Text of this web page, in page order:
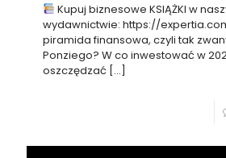
Kupuj biznesowe KSIĄŻKI w
wydawnictwie: https://
piramida finansowa, czyli tak
Ponziego? W co inwestować w
oszczędzać […]